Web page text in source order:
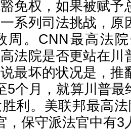
免权，如果被赋予
系列司法挑战，原
周。CNN最高法
法院是否更站在川
最坏的状况是，推
5个月，就算川普最
利。美联邦最高
，保守派法官中有3